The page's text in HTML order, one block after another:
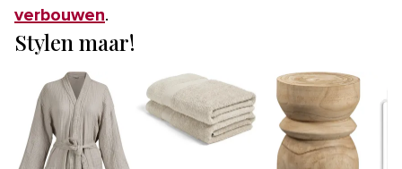
verbouwen.
Stylen maar!